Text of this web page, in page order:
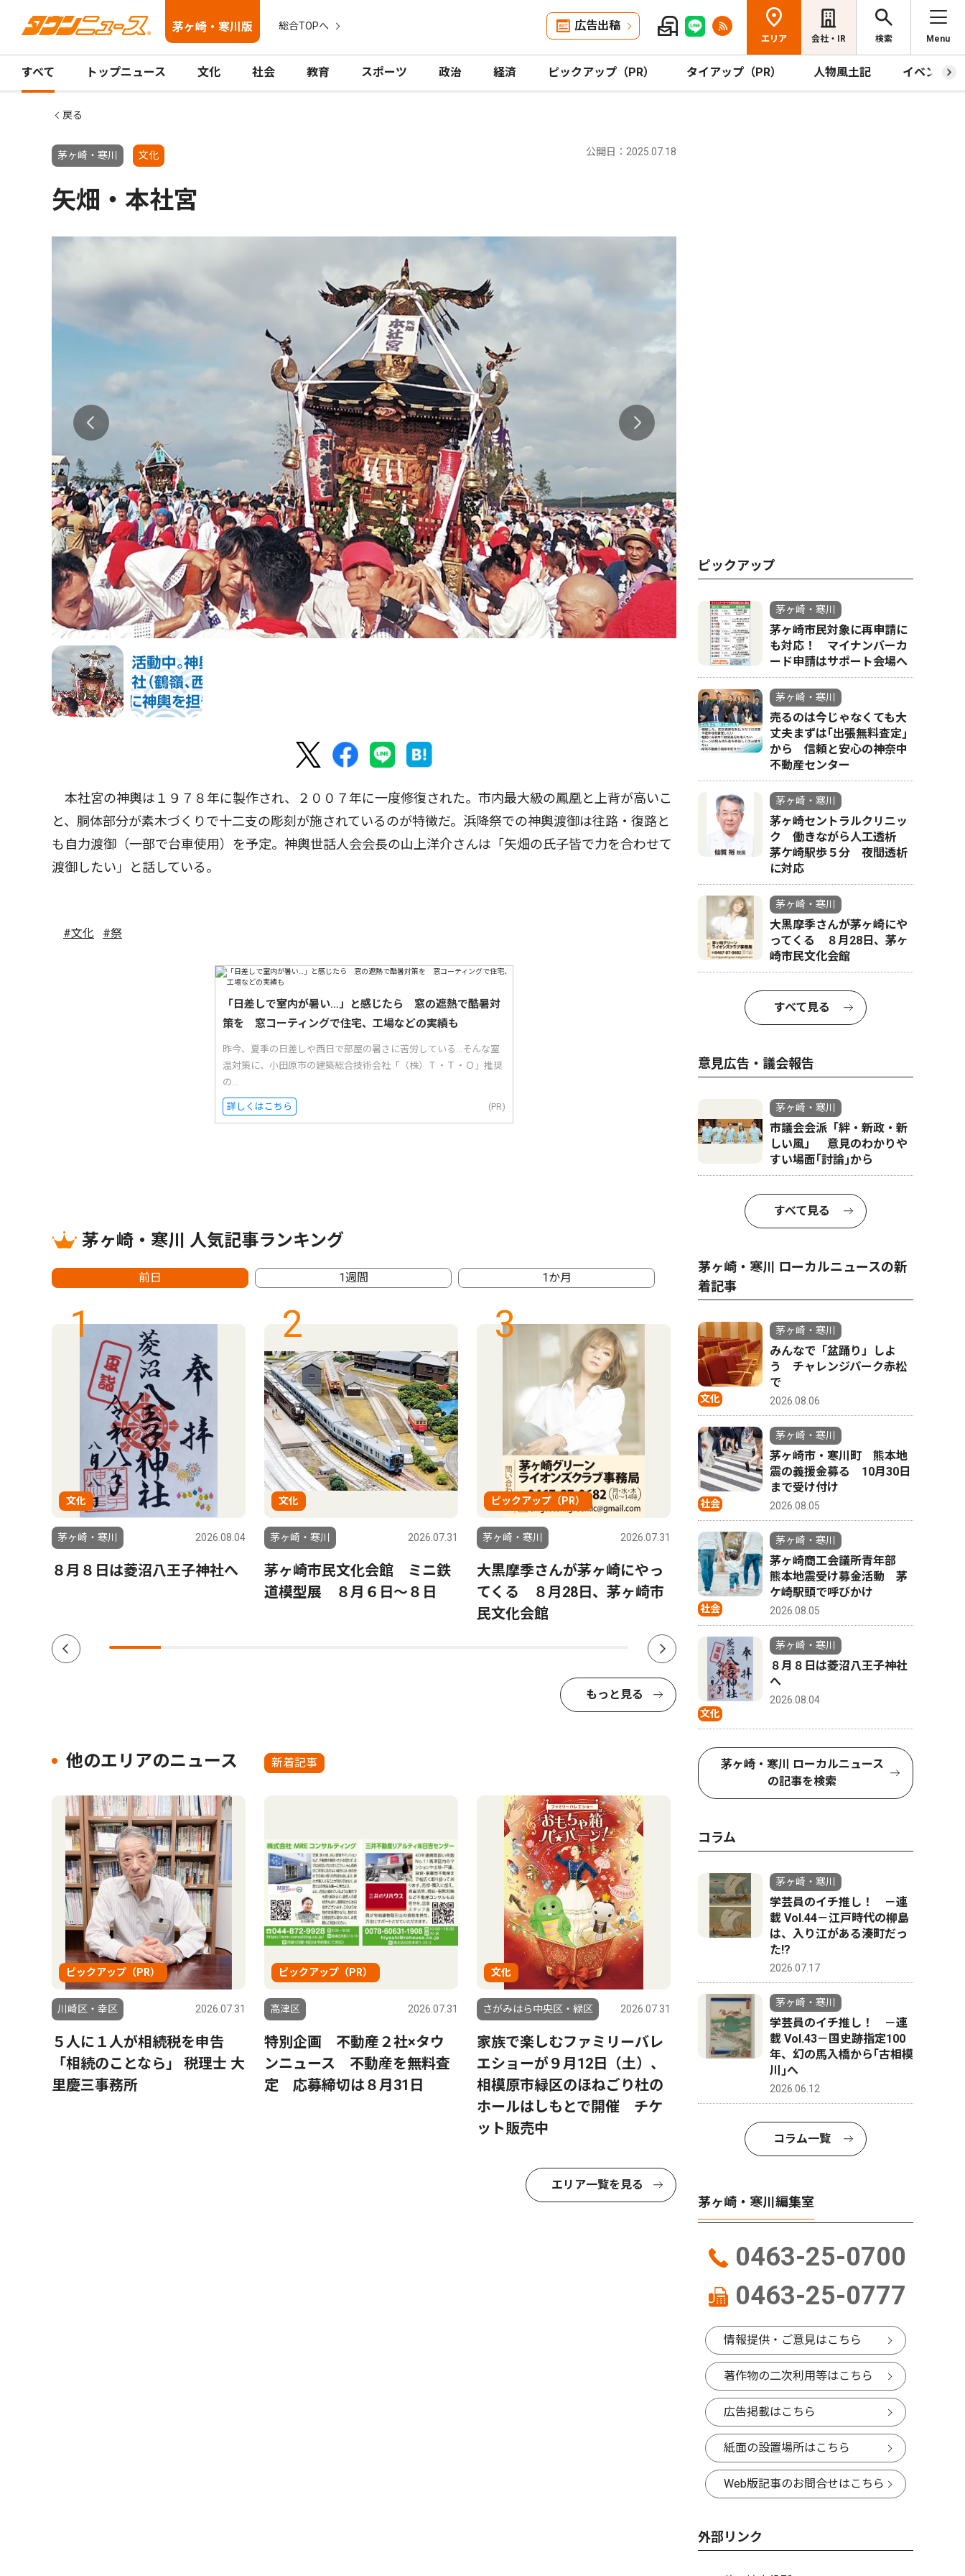
茅ヶ崎・寒川版 総合TOPへ 広告出稿
エリア 会社・IR 検索 Menu
すべて トップニュース 文化 社会 教育 スポーツ 政治 経済 ピックアップ（PR） タイアップ（PR） 人物風土記 イベント
戻る
茅ヶ崎・寒川 文化 公開日：2025.07.18
矢畑・本社宮
本社宮の神輿は１９７８年に製作され、２００７年に一度修復された。市内最大級の鳳凰と上背が高いこ
と、胴体部分が素木づくりで十二支の彫刻が施されているのが特徴だ。浜降祭での神輿渡御は往路・復路と
も自力渡御（一部で台車使用）を予定。神輿世話人会会長の山上洋介さんは「矢畑の氏子皆で力を合わせて
渡御したい」と話している。
#文化 #祭
「日差しで室内が暑い…」と感じたら 窓の遮熱で酷暑対
策を 窓コーティングで住宅、工場などの実績も
昨今、夏季の日差しや西日で部屋の暑さに苦労している...そんな室
温対策に、小田原市の建築総合技術会社「（株）Ｔ・Ｔ・Ｏ」推奨
の...
詳しくはこちら (PR)
茅ヶ崎・寒川 人気記事ランキング
前日 1週間 1か月
1
文化
茅ヶ崎・寒川 2026.08.04
８月８日は菱沼八王子神社へ
2
文化
茅ヶ崎・寒川 2026.07.31
茅ヶ崎市民文化会館 ミニ鉄
道模型展 ８月６日〜８日
3
ピックアップ（PR）
茅ヶ崎・寒川 2026.07.31
大黒摩季さんが茅ヶ崎にやっ
てくる ８月28日、茅ヶ崎市
民文化会館
4
文化
茅ヶ崎・寒川 2026.07.31
寒川神社参集殿で夏祭り 盆
踊りや縁日で活気
茅ヶ崎
もっと見る
他のエリアのニュース 新着記事
ピックアップ（PR）
川崎区・幸区 2026.07.31
５人に１人が相続税を申告
「相続のことなら」 税理士 大
里慶三事務所
ピックアップ（PR）
高津区 2026.07.31
特別企画 不動産２社×タウ
ンニュース 不動産を無料査
定 応募締切は８月31日
文化
さがみはら中央区・緑区 2026.07.31
家族で楽しむファミリーバレ
エショーが９月12日（土）、
相模原市緑区のほねごり杜の
ホールはしもとで開催 チケ
ット販売中
エリア一覧を見る
ピックアップ
茅ヶ崎・寒川
茅ヶ崎市民対象に再申請に
も対応！ マイナンバーカ
ード申請はサポート会場へ
茅ヶ崎・寒川
売るのは今じゃなくても大
丈夫まずは｢出張無料査定｣
から 信頼と安心の神奈中
不動産センター
茅ヶ崎・寒川
茅ヶ崎セントラルクリニッ
ク 働きながら人工透析
茅ケ崎駅歩５分 夜間透析
に対応
茅ヶ崎・寒川
大黒摩季さんが茅ヶ崎にや
ってくる ８月28日、茅ヶ
崎市民文化会館
すべて見る
意見広告・議会報告
茅ヶ崎・寒川
市議会会派「絆・新政・新
しい風」 意見のわかりや
すい場面｢討論｣から
すべて見る
茅ヶ崎・寒川 ローカルニュースの新
着記事
文化
茅ヶ崎・寒川
みんなで「盆踊り」しよ
う チャレンジパーク赤松
で
2026.08.06
社会
茅ヶ崎・寒川
茅ヶ崎市・寒川町 熊本地
震の義援金募る 10月30日
まで受け付け
2026.08.05
社会
茅ヶ崎・寒川
茅ヶ崎商工会議所青年部
熊本地震受け募金活動 茅
ケ崎駅頭で呼びかけ
2026.08.05
文化
茅ヶ崎・寒川
８月８日は菱沼八王子神社
へ
2026.08.04
茅ヶ崎・寒川 ローカルニュース
の記事を検索
コラム
茅ヶ崎・寒川
学芸員のイチ推し！ －連
載 Vol.44－江戸時代の柳島
は、入り江がある湊町だっ
た!?
2026.07.17
茅ヶ崎・寒川
学芸員のイチ推し！ －連
載 Vol.43－国史跡指定100
年、幻の馬入橋から｢古相模
川｣へ
2026.06.12
コラム一覧
茅ヶ崎・寒川編集室
0463-25-0700
0463-25-0777
情報提供・ご意見はこちら
著作物の二次利用等はこちら
広告掲載はこちら
紙面の設置場所はこちら
Web版記事のお問合せはこちら
外部リンク